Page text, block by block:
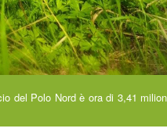
del Polo Nord è ora di 3,41